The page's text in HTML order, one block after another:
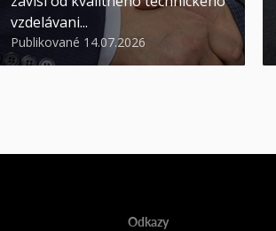
vzdelávani...
Publikované 14.07.2026
Odkazy